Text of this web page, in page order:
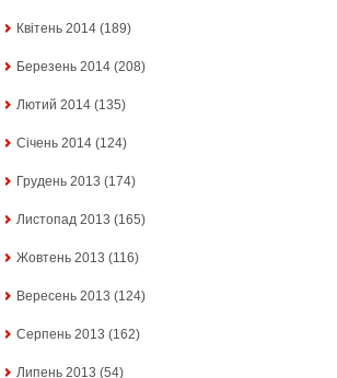
Квітень 2014 (189)
Березень 2014 (208)
Лютий 2014 (135)
Січень 2014 (124)
Грудень 2013 (174)
Листопад 2013 (165)
Жовтень 2013 (116)
Вересень 2013 (124)
Серпень 2013 (162)
Липень 2013 (54)